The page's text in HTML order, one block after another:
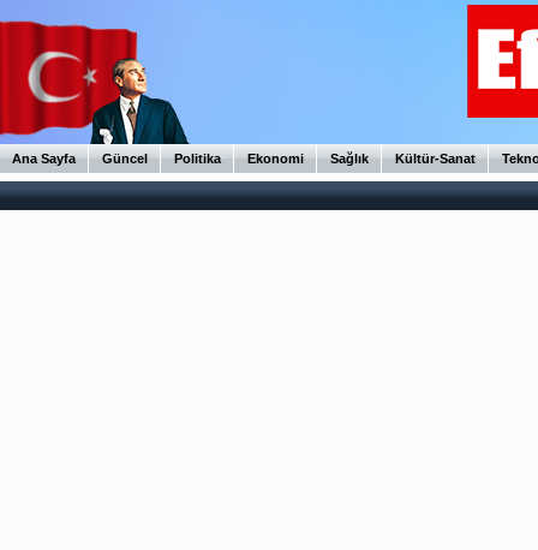
Ana Sayfa Güncel Politika Ekonomi Sağlık Kültür-Sanat